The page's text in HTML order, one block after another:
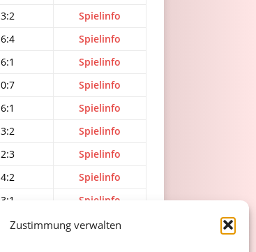
Zustimmung verwalten
3:2
Spielinfo
6:4
Spielinfo
6:1
Spielinfo
0:7
Spielinfo
6:1
Spielinfo
3:2
Spielinfo
2:3
Spielinfo
4:2
Spielinfo
3:1
Spielinfo
2:1
Spielinfo